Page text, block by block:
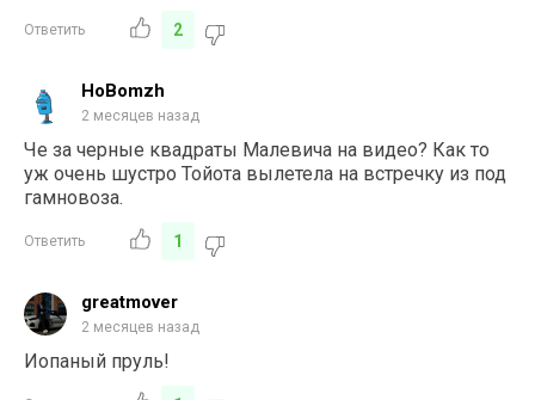
Ответить 2
HoBomzh
2 месяцев назад
Че за черные квадраты Малевича на видео? Как то
уж очень шустро Тойота вылетела на встречку из под
гамновоза.
Ответить 1
greatmover
2 месяцев назад
Иопаный пруль!